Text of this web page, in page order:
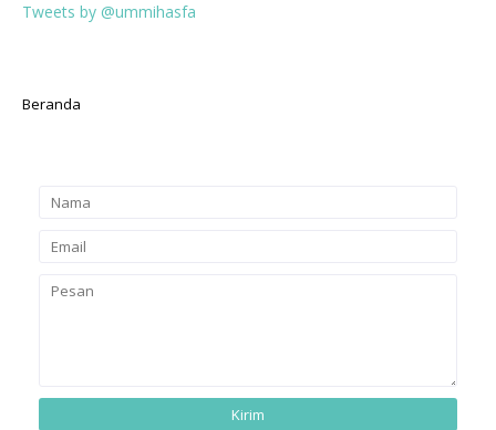
Tweets by @ummihasfa
Beranda